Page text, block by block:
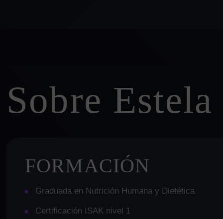
Sobre
FORMACIÓN
Graduada en Nutrición Humana y Dietética
Certificación ISAK nivel 1